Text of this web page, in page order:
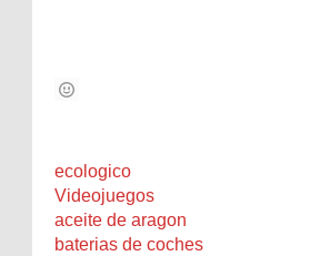
ecologico
Videojuegos
aceite de aragon
baterias de coches